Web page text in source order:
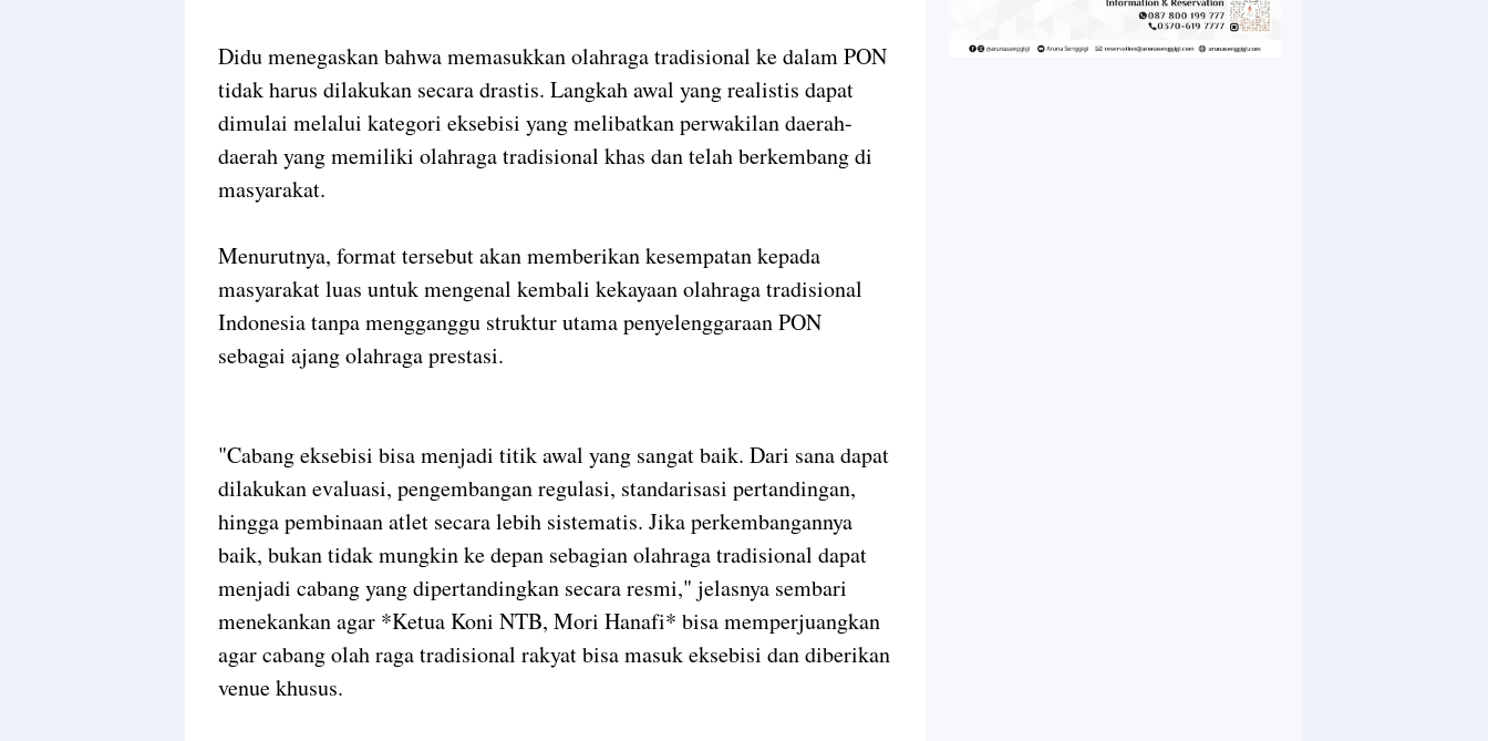
Didu menegaskan bahwa memasukkan olahraga tradisional ke dalam PON
tidak harus dilakukan secara drastis. Langkah awal yang realistis dapat
dimulai melalui kategori eksebisi yang melibatkan perwakilan daerah-
daerah yang memiliki olahraga tradisional khas dan telah berkembang di
masyarakat.
Menurutnya, format tersebut akan memberikan kesempatan kepada
masyarakat luas untuk mengenal kembali kekayaan olahraga tradisional
Indonesia tanpa mengganggu struktur utama penyelenggaraan PON
sebagai ajang olahraga prestasi.
"Cabang eksebisi bisa menjadi titik awal yang sangat baik. Dari sana dapat
dilakukan evaluasi, pengembangan regulasi, standarisasi pertandingan,
hingga pembinaan atlet secara lebih sistematis. Jika perkembangannya
baik, bukan tidak mungkin ke depan sebagian olahraga tradisional dapat
menjadi cabang yang dipertandingkan secara resmi," jelasnya sembari
menekankan agar *Ketua Koni NTB, Mori Hanafi* bisa memperjuangkan
agar cabang olah raga tradisional rakyat bisa masuk eksebisi dan diberikan
venue khusus.